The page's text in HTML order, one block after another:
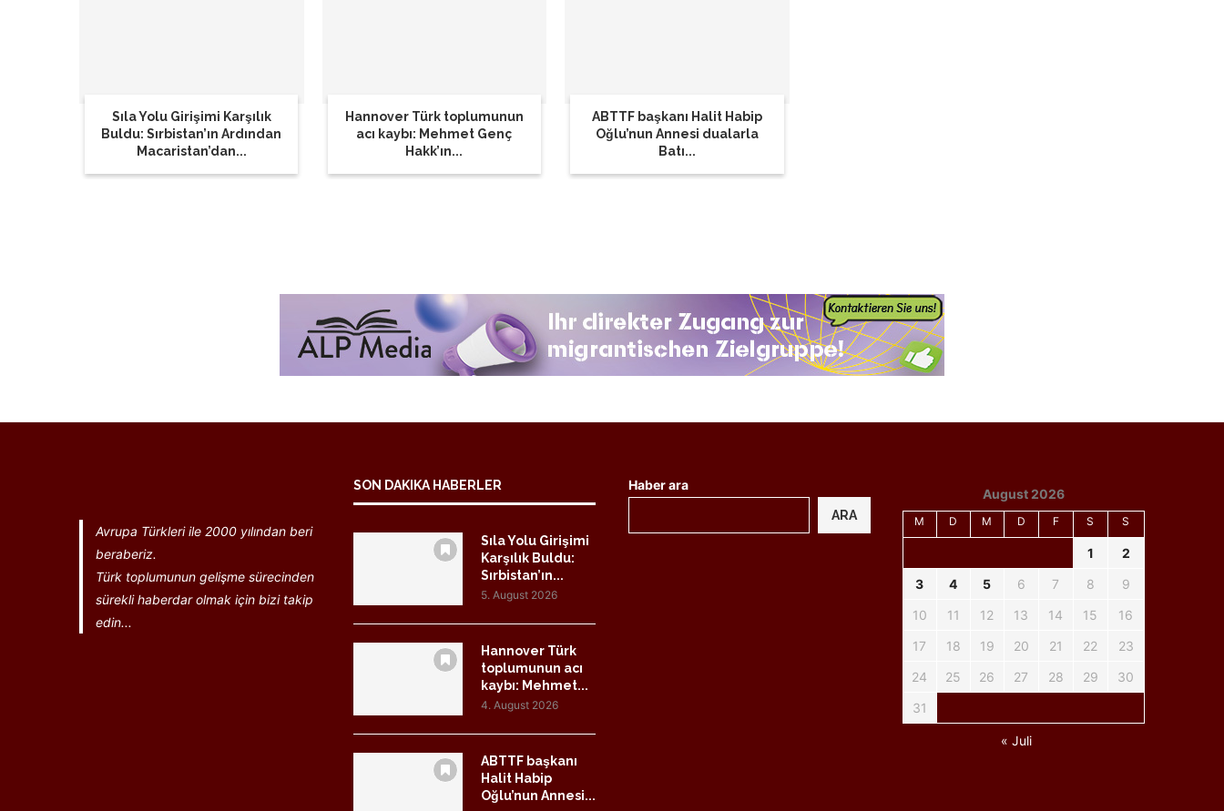
Sıla Yolu Girişimi Karşılık
Buldu: Sırbistan’ın Ardından
Macaristan’dan...
Hannover Türk toplumunun
acı kaybı: Mehmet Genç
Hakk’ın...
ABTTF başkanı Halit Habip
Oğlu’nun Annesi dualarla
Batı...
Avrupa Türkleri ile 2000 yılından beri
beraberiz.
Türk toplumunun gelişme sürecinden
sürekli haberdar olmak için bizi takip
edin...
SON DAKIKA HABERLER
Sıla Yolu Girişimi
Karşılık Buldu:
Sırbistan’ın...
5. August 2026
Hannover Türk
toplumunun acı
kaybı: Mehmet...
4. August 2026
ABTTF başkanı
Halit Habip
Oğlu’nun Annesi...
Haber ara
ARA
August 2026
M D M D F S S
1
2
3
4 5 6 7 8
9
10
11 12 13 14 15
16
17
18 19 20 21 22
23
24
25 26 27 28 29
30
31
« Juli